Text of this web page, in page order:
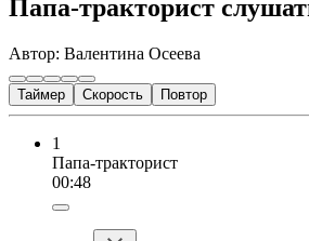
Папа-тракторист
Автор: Валентина Осеева
Таймер Скорость Повтор
1
Папа-тракторист
00:48